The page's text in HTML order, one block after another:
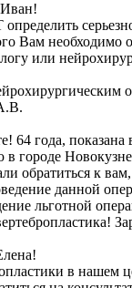
Вам необходимо
или
64 года, показана
городе
обратиться к
данной
льготной
в нашем